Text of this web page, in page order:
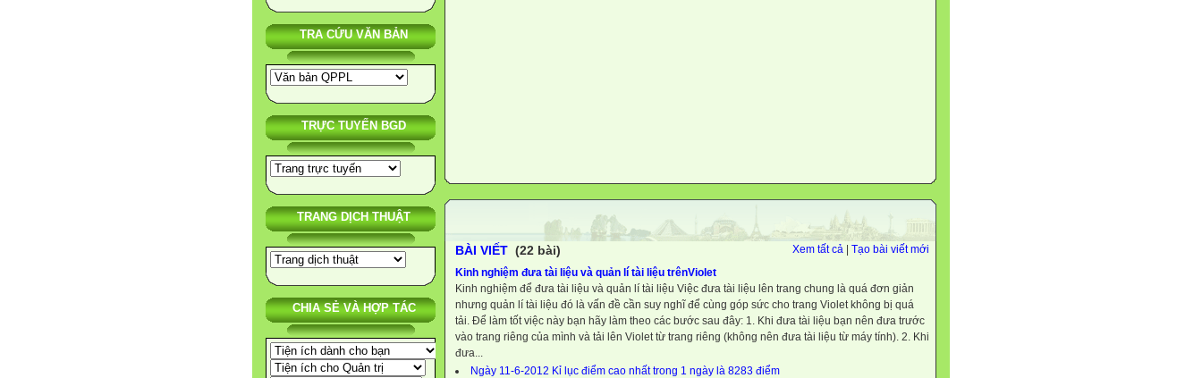
TRA CỨU VĂN BẢN
TRỰC TUYẾN BGD
TRANG DỊCH THUẬT
CHIA SẺ VÀ HỢP TÁC
Xem tất cả Tạo bài viết mới
BÀI VIẾT (22 bài)
Kinh nghiệm đưa tài liệu và quản lí tài liệu trênViolet
Kinh nghiệm để đưa tài liệu và quản lí tài liệu Việc đưa tài liệu lên trang chung là quá đơn giản
nhưng quản lí tài liệu đó là vấn đề cần suy nghĩ để cùng góp sức cho trang Violet không bị quá
tải. Để làm tốt việc này bạn hãy làm theo các bước sau đây: 1. Khi đưa tài liệu bạn nên đưa trước
vào trang riêng của mình và tải lên Violet từ trang riêng (không nên đưa tài liệu từ máy tính). 2. Khi
đưa...
Ngày 11-6-2012 Kỉ lục điểm cao nhất trong 1 ngày là 8283 điểm